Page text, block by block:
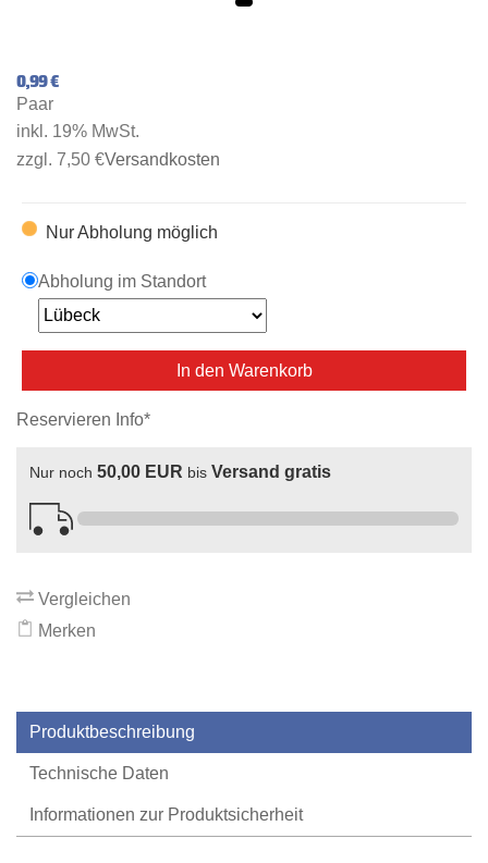
0,99 €
Paar
inkl. 19% MwSt.
zzgl. 7,50 €Versandkosten
Nur Abholung möglich
Abholung im Standort
In den Warenkorb
Reservieren Info*
Nur noch 50,00 EUR bis Versand gratis
Vergleichen
Merken
Produktbeschreibung
Technische Daten
Informationen zur Produktsicherheit